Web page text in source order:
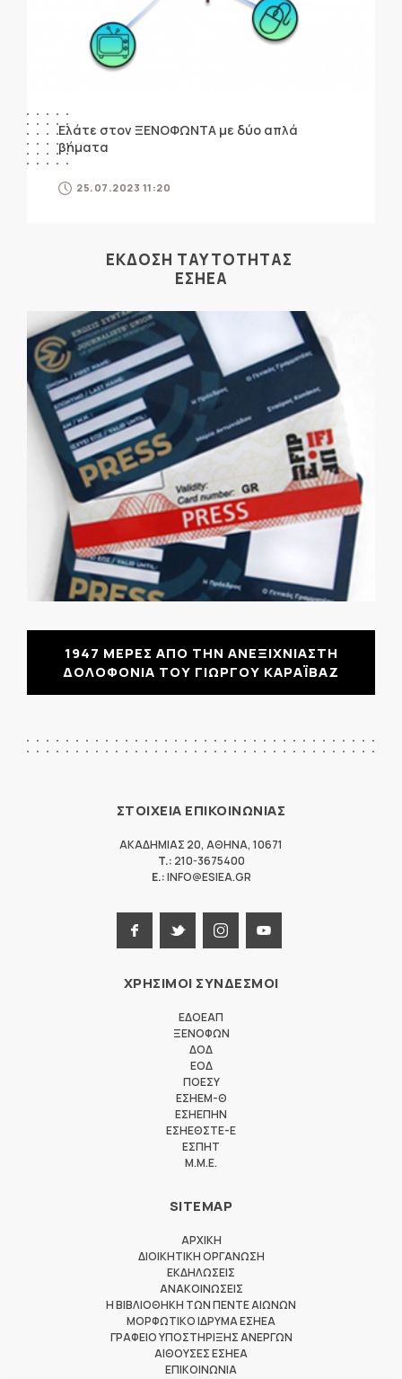
Ελάτε στον ΞΕΝΟΦΩΝΤΑ με δύο απλά
βήματα
25.07.2023 11:20
ΕΚΔΟΣΗ ΤΑΥΤΟΤΗΤΑΣ
ΕΣΗΕΑ
1947 ΜΕΡΕΣ ΑΠΟ ΤΗΝ ΑΝΕΞΙΧΝΙΑΣΤΗ
ΔΟΛΟΦΟΝΙΑ ΤΟΥ ΓΙΩΡΓΟΥ ΚΑΡΑΪΒΑΖ
ΣΤΟΙΧΕΙΑ ΕΠΙΚΟΙΝΩΝΙΑΣ
ΑΚΑΔΗΜΙΑΣ 20, ΑΘΗΝΑ, 10671
T.: 210-3675400
E.:INFO@ESIEA.GR
ΧΡΗΣΙΜΟΙ ΣΥΝΔΕΣΜΟΙ
ΕΔΟΕΑΠ
ΞΕΝΟΦΩΝ
ΔΟΔ
ΕΟΔ
ΠΟΕΣΥ
ΕΣΗΕΜ-Θ
ΕΣΗΕΠΗΝ
ΕΣΗΕΘΣΤΕ-Ε
ΕΣΠΗΤ
M.M.E.
SITEMAP
ΑΡΧΙΚΗ
ΔΙΟΙΚΗΤΙΚΗ ΟΡΓΑΝΩΣΗ
ΕΚΔΗΛΩΣΕΙΣ
ΑΝΑΚΟΙΝΩΣΕΙΣ
Η ΒΙΒΛΙΟΘΗΚΗ ΤΩΝ ΠΕΝΤΕ ΑΙΩΝΩΝ
ΜΟΡΦΩΤΙΚΟ ΙΔΡΥΜΑ ΕΣΗΕΑ
ΓΡΑΦΕΙΟ ΥΠΟΣΤΗΡΙΞΗΣ ΑΝΕΡΓΩΝ
ΑΙΘΟΥΣΕΣ ΕΣΗΕΑ
ΕΠΙΚΟΙΝΩΝΙΑ